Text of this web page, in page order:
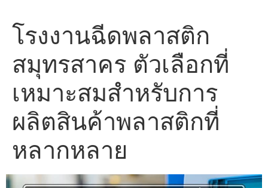
โรงงานฉีดพลาสติก
สมุทรสาคร ตัวเลือกที่
เหมาะสมสำหรับการ
ผลิตสินค้าพลาสติกที่
หลากหลาย